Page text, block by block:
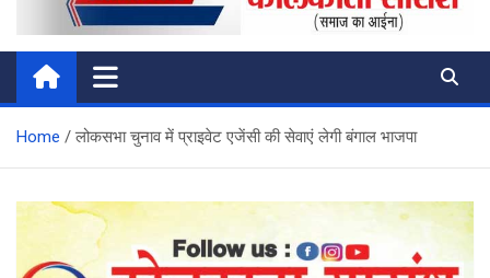
Home लोकसभा चुनाव में प्राइवेट एजेंसी की सेवाएं लेगी बंगाल भाजपा